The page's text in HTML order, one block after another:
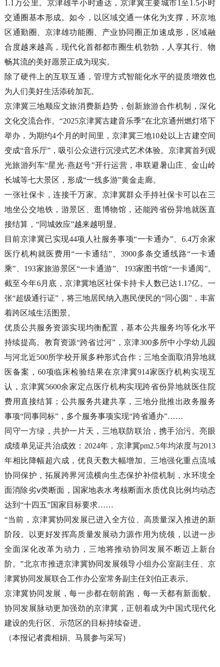
1.1万公里。京津雄半小时通达，京津冀主要城市1至1.5小时
交通圈基本形成。如今，以区域交通一体化为支撑，环京地
区通勤圈、京津雄功能圈、产业协同圈正加速成形，区域融
合度越来越高，现代化首都都市圈生机勃勃，人享其行、物
畅其流的美好愿景正成为现实。
除了硬件上的互联互通，管理方式智能化水平的提质增效也
为人们美好生活添砖加瓦。
京津冀三地顺应文旅消费新趋势，创新旅游合作机制，深化
文化交流合作。“2025京津冀古建音乐季”在北京通州燃灯塔下
举办，为期约4个月的时间里，京津冀三地10处以上古建空间
变成“音乐厅”，吸引公众进行沉浸式艺术体验。京津冀首列观
光旅游列车“星光·燕赵号”开行运营，串联避暑山庄、金山岭
长城等七大景区，形成“一线多游”黄金走廊。
一张社保卡，连接千万家。京津冀群众手持社保卡可以在三
地坐公交地铁，游景区、逛博物馆，还能跨省份异地就医直
接结算，“同城效应”越来越明显。
目前京津冀已实现44项人社服务事项“一卡通办”、6.4万余家
医疗机构就医费用“一卡通结”、3900多条交通线路“一卡通
乘”、193家旅游景区“一卡通游”、193家图书馆“一卡通阅”。
截至今年6月底，京津冀地区社保卡持卡人数已达1.17亿。一
张“超级通行证”，将三地居民纳入惠民便民的“同心圆”，丰富
着跨区域生活图景。
优质公共服务资源实现均衡配置，基本公共服务均等化水平
持续提高。教育资源“跨省过河”，京津300多所中小学幼儿园
与河北近500所学校开展多种形式合作；三地全面取消异地就
医备案，60项临床检验结果在京津冀914家医疗机构实现互
认，京津冀5600余家定点医疗机构实现跨省份异地就医住院
费用直接结算；公共服务共建共享，三地分批推出政务服务
事项“同事同标”，多个服务事项实现“跨省通办”……
同守一方绿，共护一片天，三地联防联治，携手治污。亮眼
成绩单见证共治成效：2024年，京津冀pm2.5年均浓度与2013
年相比降幅超六成，优良天数大幅增加。三地强化重点流域
协同保护，拓展跨界河流横向生态保护补偿机制，水环境全
面消除劣ⅴ类断面，国家地表水考核断面水质优良比例均动态
达到“十四五”国家目标要求……
“当前，京津冀协同发展已进入全方位、高质量深入推进的新
阶段。以更好发挥高质量发展动力源作用为统领，以进一步
全面深化改革为动力，三地将推动协同发展不断迈上新台
阶。”北京市推进京津冀协同发展领导小组办公室副主任、京
津冀协同发展联合工作办公室常务副主任刘伯正表示。
京津冀协同发展，每一步都在朝前跑，每一天都有新面貌。
协同发展脉动更加强劲的京津冀，正朝着成为中国式现代化
建设的先行区、示范区的目标持续奋进。
（本报记者龚相娟、马晨参与采写）